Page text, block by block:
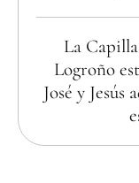
La
Logroño
José y